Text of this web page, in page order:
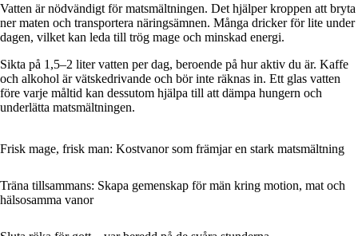
Vatten är nödvändigt för matsmältningen. Det hjälper kroppen att bryta
ner maten och transportera näringsämnen. Många dricker för lite under
dagen, vilket kan leda till trög mage och minskad energi.
Sikta på 1,5–2 liter vatten per dag, beroende på hur aktiv du är. Kaffe
och alkohol är vätskedrivande och bör inte räknas in. Ett glas vatten
före varje måltid kan dessutom hjälpa till att dämpa hungern och
underlätta matsmältningen.
Frisk mage, frisk man: Kostvanor som främjar en stark matsmältning
Träna tillsammans: Skapa gemenskap för män kring motion, mat och
hälsosamma vanor